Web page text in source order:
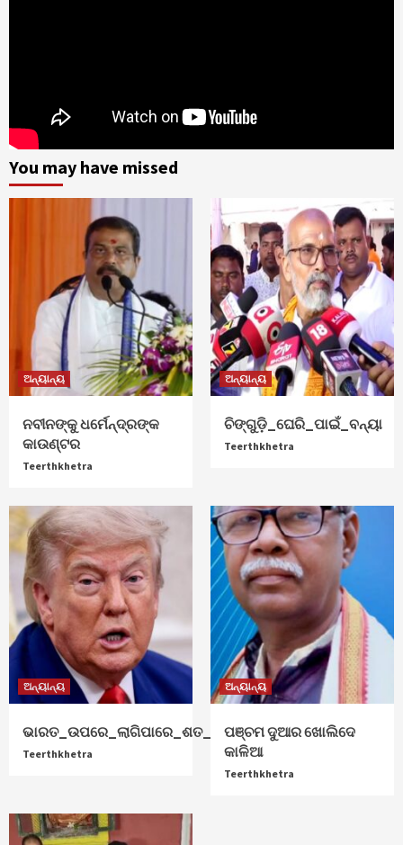
You may have missed
ଅନ୍ୟାନ୍ୟ
ନବୀନଙ୍କୁ ଧର୍ମେନ୍ଦ୍ରଙ୍କ
କାଉଣ୍ଟର
Teerthkhetra
ଅନ୍ୟାନ୍ୟ
ଚିଙ୍ଗୁଡ଼ି_ଘେରି_ପାଇଁ_ବନ୍ୟା
Teerthkhetra
ଅନ୍ୟାନ୍ୟ
ଭାରତ_ଉପରେ_ଲାଗିପାରେ_ଶତ_ପ୍ରତିଶତ_ଟାରିଫ୍
Teerthkhetra
ଅନ୍ୟାନ୍ୟ
ପଞ୍ଚମ ଦୁଆର ଖୋଲିଦେ
କାଳିଆ
Teerthkhetra